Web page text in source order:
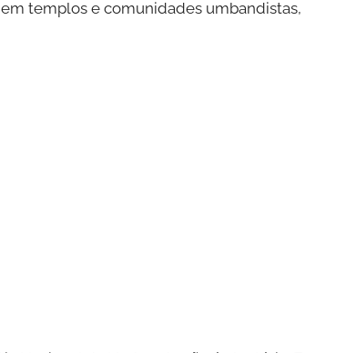
templos e comunidades umbandistas,